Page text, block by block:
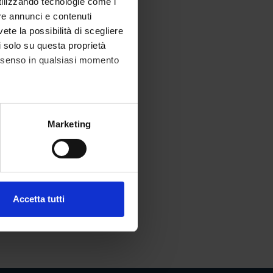
annunci e contenuti
la possibilità di scegliere
su questa proprietà
in qualsiasi momento
metro,Marketing
Accetta tutti